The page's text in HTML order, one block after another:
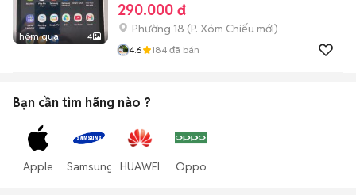
hôm qua 4
290.000 đ
Phường 18 (P. Xóm Chiếu mới)
4.6 184 đã bán
Bạn cần tìm hãng nào ?
Apple Samsung HUAWEI Oppo